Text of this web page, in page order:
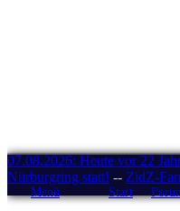
07.08.2026: Heute vor 22
Nürburgring statt! -- ZidZ-
Menü Start